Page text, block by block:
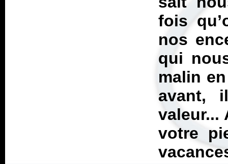
fois
nos
qui
malin
avant,
valeur...
votre